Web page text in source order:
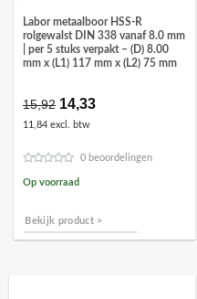
Labor metaalboor HSS-R
rolgewalst DIN 338 vanaf 8.0 mm
| per 5 stuks verpakt – (D) 8.00
mm x (L1) 117 mm x (L2) 75 mm
15,92 Oorspronkelijke
prijs
was:
14,33Huidige
11,84 excl. btw
0 beoordelingen
Op voorraad
Bekijk product >